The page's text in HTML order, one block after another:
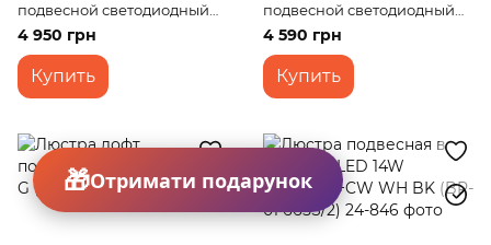
подвесной светодиодный
BL-361S/3*3W WH led
4 950 грн
Купить
подвесной светодиодный
молекула BL-566S/3*5W WW
4 590 грн
Купить
Отримати подарунок